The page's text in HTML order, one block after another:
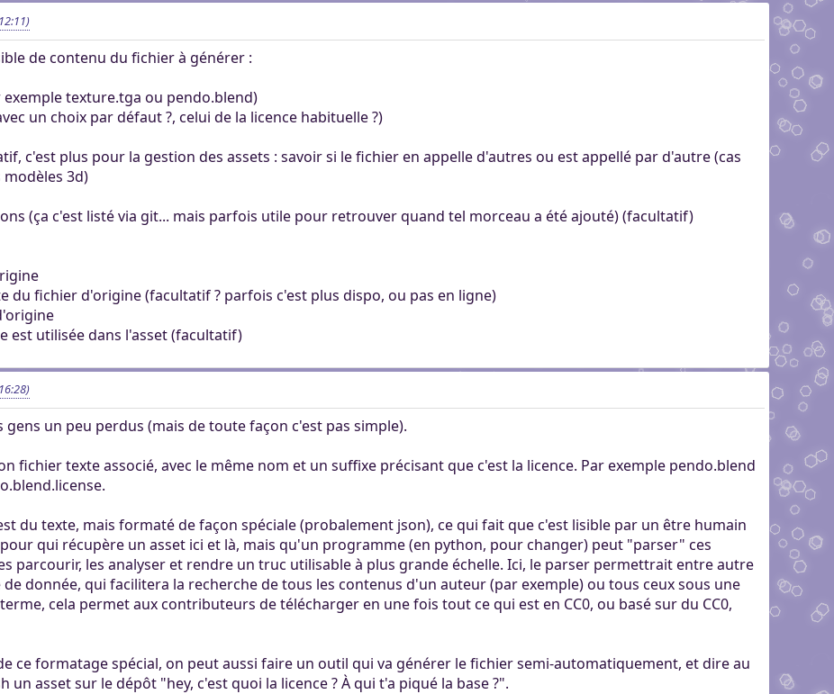
de contenu du fichier à générer :
texture.tga ou pendo.blend)
un choix par défaut ?, celui de la licence habituelle ?)
c'est plus pour la gestion des assets : savoir si le fichier en appelle d'autres ou est appellé par d'autre (cas
modèles 3d)
(ça c'est listé via git... mais parfois utile pour retrouver quand tel morceau a été ajouté) (facultatif)
du fichier d'origine (facultatif ? parfois c'est plus dispo, ou pas en ligne)
est utilisée dans l'asset (facultatif)
gens un peu perdus (mais de toute façon c'est pas simple).
fichier texte associé, avec le même nom et un suffixe précisant que c'est la licence. Par exemple pendo.blend
du texte, mais formaté de façon spéciale (probalement json), ce qui fait que c'est lisible par un être humain
qui récupère un asset ici et là, mais qu'un programme (en python, pour changer) peut "parser" ces
parcourir, les analyser et rendre un truc utilisable à plus grande échelle. Ici, le parser permettrait entre autre
donnée, qui facilitera la recherche de tous les contenus d'un auteur (par exemple) ou tous ceux sous une
cela permet aux contributeurs de télécharger en une fois tout ce qui est en CC0, ou basé sur du CC0,
ce formatage spécial, on peut aussi faire un outil qui va générer le fichier semi-automatiquement, et dire au
asset sur le dépôt "hey, c'est quoi la licence ? À qui t'a piqué la base ?".